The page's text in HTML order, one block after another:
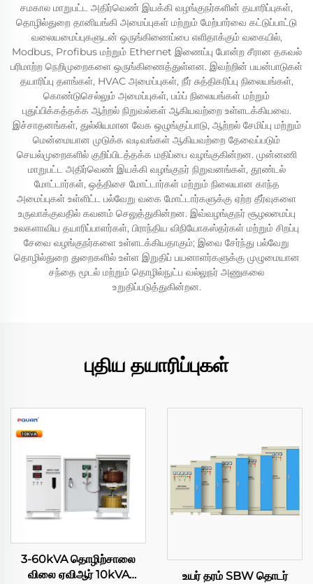
சமகால மாறுபட்ட அதிர்வெண் இயக்கி வழங்குநர்களின் தயாரிப்புகள்,
தொழில்துறை தானியங்கி அமைப்புகள் மற்றும் மேற்பார்வை கட்டுப்பாட்டு
வலையமைப்புகளுடன் ஒருங்கிணைப்பை எளிதாக்கும் வகையில்,
Modbus, Profibus மற்றும் Ethernet இணைப்பு போன்ற சீரான தகவல்
பரிமாற்ற நெறிமுறைகளை ஒருங்கிணைத்துள்ளன. இவற்றின் பயன்பாடுகள்
தயாரிப்பு தளங்கள், HVAC அமைப்புகள், நீர் சுத்திகரிப்பு நிலையங்கள்,
கொண்டுசெல்லும் அமைப்புகள், பம்ப் நிலையங்கள் மற்றும்
புதுப்பிக்கத்தக்க ஆற்றல் நிறுவல்கள் ஆகியவற்றை உள்ளடக்கியவை.
இச்சாதனங்கள், துல்லியமான வேக ஒழுங்குப்பாடு, ஆற்றல் சேமிப்பு மற்றும்
மென்மையான முடுக்க வடிவங்கள் ஆகியவற்றை தேவைப்படும்
செயல்முறைகளில் குறிப்பிடத்தக்க மதிப்பை வழங்குகின்றன. முன்னணி
மாறுபட்ட அதிர்வெண் இயக்கி வழங்குநர் நிறுவனங்கள், தூண்டல்
மோட்டார்கள், ஒத்திசை மோட்டார்கள் மற்றும் நிலையான காந்த
அமைப்புகள் உள்ளிட்ட பல்வேறு வகை மோட்டார்களுக்கு ஏற்ற தீர்வுகளை
உருவாக்குவதில் கவனம் செலுத்துகின்றன. இவ்வழங்குநர் சூழலமைப்பு
உலகளாவிய தயாரிப்பாளர்கள், பிராந்திய விநியோகஸ்தர்கள் மற்றும் சிறப்பு
சேவை வழங்குநர்களை உள்ளடக்கியதாகும்; இவை சேர்ந்து பல்வேறு
தொழில்துறை துறைகளில் உள்ள இறுதிப் பயனாளர்களுக்கு முழுமையான
சந்தை மூடல் மற்றும் தொழில்நுட்ப வல்லுநர் அணுகலை
உறுதிப்படுத்துகின்றன.
புதிய தயாரிப்புகள்
3-60kVA தொழிற்சாலை
விலை ஏவிஆர் 10kVA
உயர் தரம் SBW தொடர்